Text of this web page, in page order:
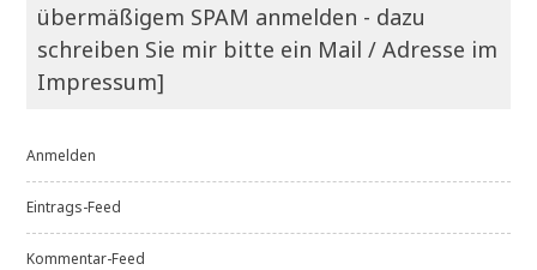
übermäßigem SPAM anmelden - dazu
schreiben Sie mir bitte ein Mail / Adresse im
Impressum]
Anmelden
Eintrags-Feed
Kommentar-Feed